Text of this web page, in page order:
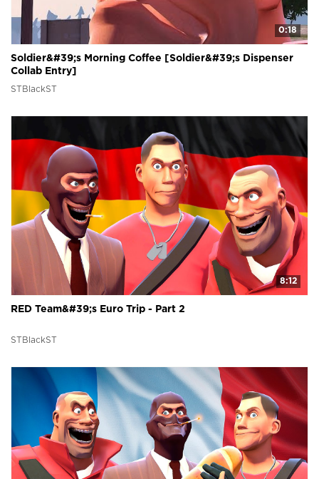
0:18
Soldier&#39;s Morning Coffee [Soldier&#39;s Dispenser
Collab Entry]
STBlackST
8:12
RED Team&#39;s Euro Trip - Part 2
STBlackST